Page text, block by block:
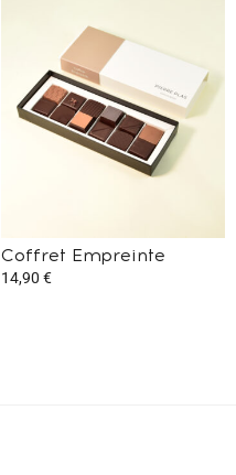
Coffret Empreinte
14,90 €